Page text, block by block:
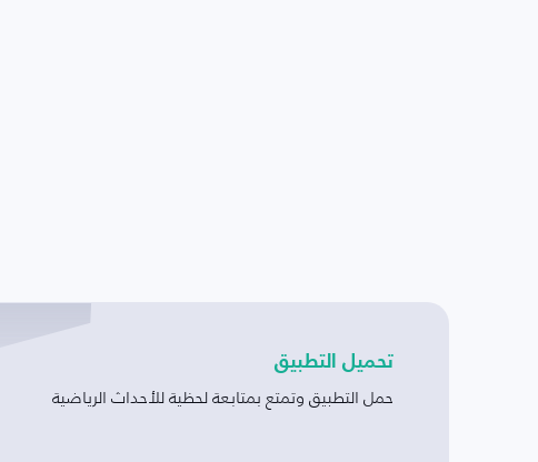
تحميل التطبيق
حمل التطبيق وتمتع بمتابعة لحظية للأحداث الرياضية